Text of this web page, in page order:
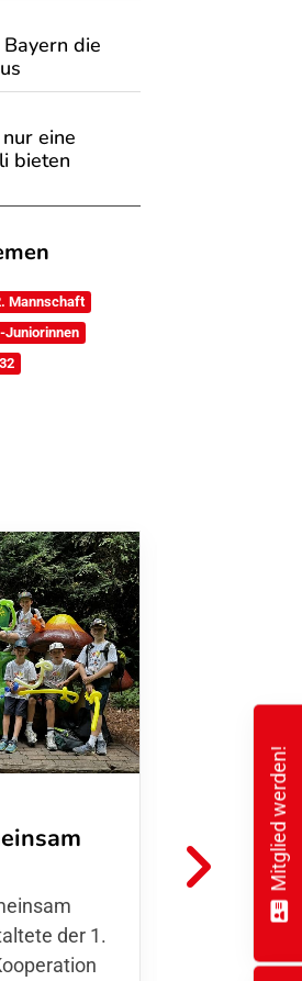
die
eine
bieten
Mannschaft
Juniorinnen
sind
der 1. FFC
mit
26.06.2026
Aufgrund
Mitglied werden!